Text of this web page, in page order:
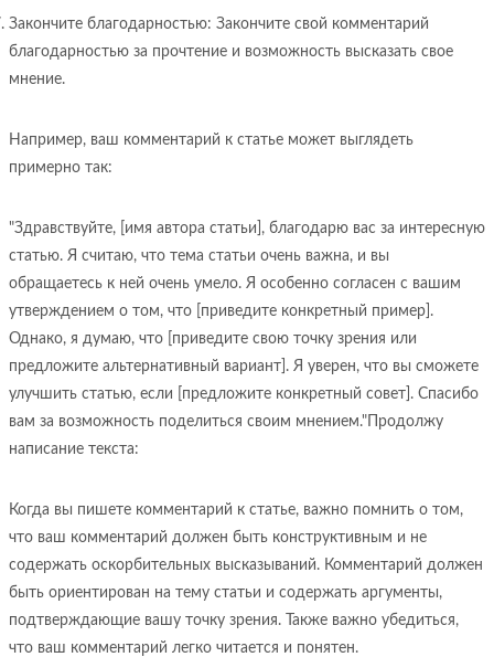
Закончите благодарностью: Закончите свой комментарий
благодарностью за прочтение и возможность высказать свое
мнение.
Например, ваш комментарий к статье может выглядеть
примерно так:
"Здравствуйте, [имя автора статьи], благодарю вас за интересную
статью. Я считаю, что тема статьи очень важна, и вы
обращаетесь к ней очень умело. Я особенно согласен с вашим
утверждением о том, что [приведите конкретный пример].
Однако, я думаю, что [приведите свою точку зрения или
предложите альтернативный вариант]. Я уверен, что вы сможете
улучшить статью, если [предложите конкретный совет]. Спасибо
вам за возможность поделиться своим мнением."Продолжу
написание текста:
Когда вы пишете комментарий к статье, важно помнить о том,
что ваш комментарий должен быть конструктивным и не
содержать оскорбительных высказываний. Комментарий должен
быть ориентирован на тему статьи и содержать аргументы,
подтверждающие вашу точку зрения. Также важно убедиться,
что ваш комментарий легко читается и понятен.